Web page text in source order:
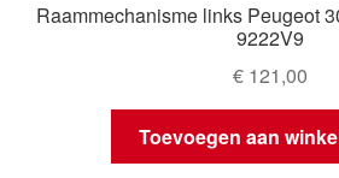
Raammechanisme links Peugeot
9222V9
€ 121,00
Toevoegen aan